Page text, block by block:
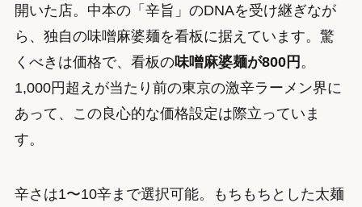
開いた店。中本の「辛旨」のDNAを受け継ぎなが
ら、独自の味噌麻婆麺を看板に据えています。驚
くべきは価格で、看板の味噌麻婆麺が800円 。
1,000円超えが当たり前の東京の激辛ラーメン界に
あって、この良心的な価格設定は際立っていま
す。
辛さは1〜10辛まで選択可能。もちもちとした太麺